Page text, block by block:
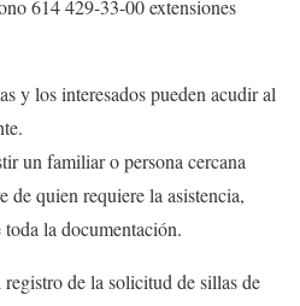
614 429-33-00 extensiones
y los interesados pueden acudir al
un familiar o persona cercana
de quien requiere la asistencia,
la documentación.
de la solicitud de sillas de